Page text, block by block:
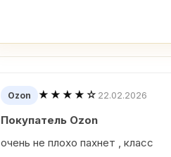
Ozon ★★★★☆ 22.02.2026
Покупатель Ozon
очень не плохо пахнет , класс